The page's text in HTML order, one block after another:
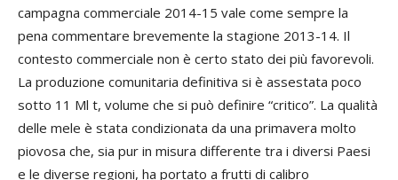
campagna commerciale 2014-15 vale come sempre la
pena commentare brevemente la stagione 2013-14. Il
contesto commerciale non è certo stato dei più favorevoli.
La produzione comunitaria definitiva si è assestata poco
sotto 11 Ml t, volume che si può definire “critico”. La qualità
delle mele è stata condizionata da una primavera molto
piovosa che, sia pur in misura differente tra i diversi Paesi
e le diverse regioni, ha portato a frutti di calibro